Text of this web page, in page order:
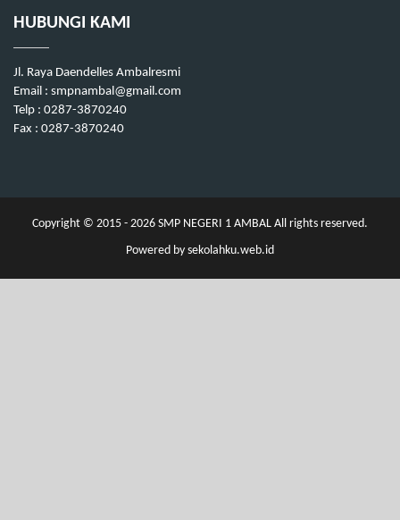
HUBUNGI KAMI
Jl. Raya Daendelles Ambalresmi
Email : smpnambal@gmail.com
Telp : 0287-3870240
Fax : 0287-3870240
Copyright © 2015 - 2026 SMP NEGERI 1 AMBAL All rights reserved.
Powered by sekolahku.web.id